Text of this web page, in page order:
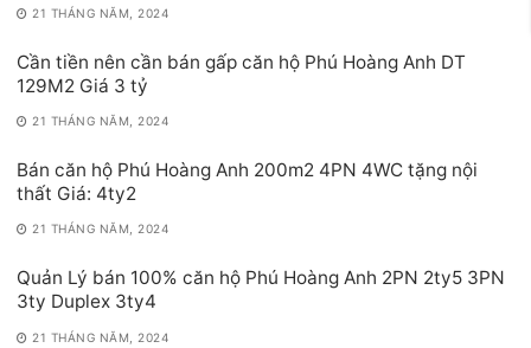
21 THÁNG NĂM, 2024
Cần tiền nên cần bán gấp căn hộ Phú Hoàng Anh DT
129M2 Giá 3 tỷ
21 THÁNG NĂM, 2024
Bán căn hộ Phú Hoàng Anh 200m2 4PN 4WC tặng nội
thất Giá: 4ty2
21 THÁNG NĂM, 2024
Quản Lý bán 100% căn hộ Phú Hoàng Anh 2PN 2ty5 3PN
3ty Duplex 3ty4
21 THÁNG NĂM, 2024